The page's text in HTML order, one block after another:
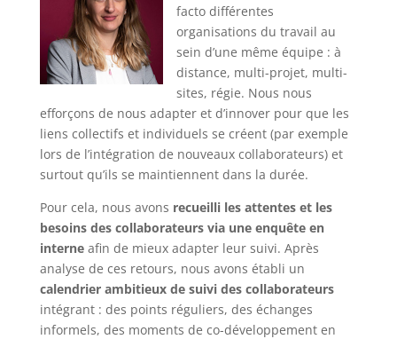
facto différentes
organisations du travail au
sein d’une même équipe : à
distance, multi-projet, multi-
sites, régie. Nous nous
efforçons de nous adapter et d’innover pour que les
liens collectifs et individuels se créent (par exemple
lors de l’intégration de nouveaux collaborateurs) et
surtout qu’ils se maintiennent dans la durée.
Pour cela, nous avons recueilli les attentes et les
besoins des collaborateurs via une enquête en
interneafin de mieux adapter leur suivi. Après
analyse de ces retours, nous avons établi un
calendrier ambitieux de suivi des collaborateurs
intégrant : des points réguliers, des échanges
informels, des moments de co-développement en